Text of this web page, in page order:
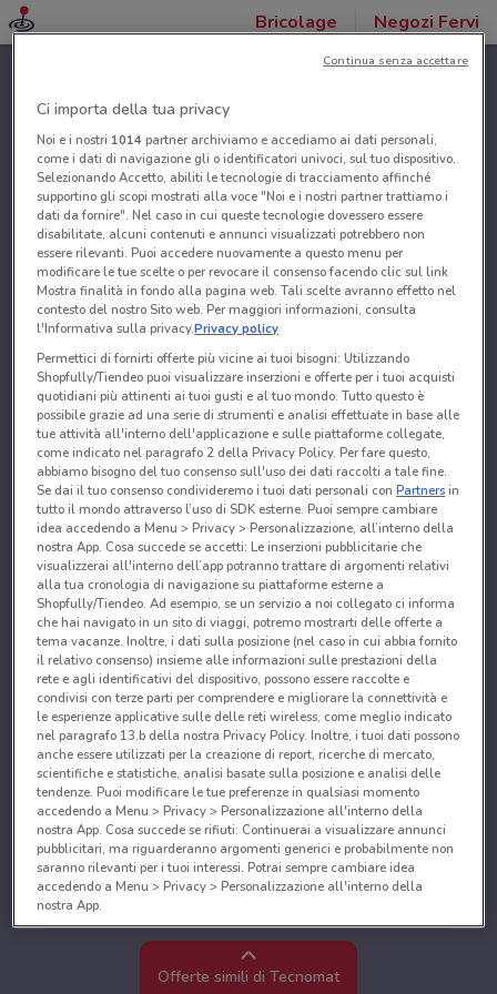
Bricolage Negozi Fervi
Offerte simili di Tecnomat
Ci importa della tua privacy
Noi e i nostri 1014partner archiviamo e accediamo ai dati personali,
come i dati di navigazione gli o identificatori univoci, sul tuo dispositivo.
Selezionando Accetto, abiliti le tecnologie di tracciamento affinché
supportino gli scopi mostrati alla voce "Noi e i nostri partner trattiamo i
dati da fornire". Nel caso in cui queste tecnologie dovessero essere
disabilitate, alcuni contenuti e annunci visualizzati potrebbero non
essere rilevanti. Puoi accedere nuovamente a questo menu per
modificare le tue scelte o per revocare il consenso facendo clic sul link
Mostra finalità in fondo alla pagina web. Tali scelte avranno effetto nel
contesto del nostro Sito web. Per maggiori informazioni, consulta
l'Informativa sulla privacy.Privacy policy
Permettici di fornirti offerte più vicine ai tuoi bisogni: Utilizzando
Shopfully/Tiendeo puoi visualizzare inserzioni e offerte per i tuoi acquisti
quotidiani più attinenti ai tuoi gusti e al tuo mondo. Tutto questo è
possibile grazie ad una serie di strumenti e analisi effettuate in base alle
tue attività all'interno dell'applicazione e sulle piattaforme collegate,
come indicato nel paragrafo 2 della Privacy Policy. Per fare questo,
abbiamo bisogno del tuo consenso sull'uso dei dati raccolti a tale fine.
Se dai il tuo consenso condivideremo i tuoi dati personali conPartnersin
tutto il mondo attraverso l’uso di SDK esterne. Puoi sempre cambiare
idea accedendo a Menu > Privacy > Personalizzazione, all’interno della
nostra App. Cosa succede se accetti: Le inserzioni pubblicitarie che
visualizzerai all'interno dell’app potranno trattare di argomenti relativi
alla tua cronologia di navigazione su piattaforme esterne a
Shopfully/Tiendeo. Ad esempio, se un servizio a noi collegato ci informa
che hai navigato in un sito di viaggi, potremo mostrarti delle offerte a
tema vacanze. Inoltre, i dati sulla posizione (nel caso in cui abbia fornito
il relativo consenso) insieme alle informazioni sulle prestazioni della
rete e agli identificativi del dispositivo, possono essere raccolte e
condivisi con terze parti per comprendere e migliorare la connettività e
le esperienze applicative sulle delle reti wireless, come meglio indicato
nel paragrafo 13.b della nostra Privacy Policy. Inoltre, i tuoi dati possono
anche essere utilizzati per la creazione di report, ricerche di mercato,
scientifiche e statistiche, analisi basate sulla posizione e analisi delle
tendenze. Puoi modificare le tue preferenze in qualsiasi momento
accedendo a Menu > Privacy > Personalizzazione all'interno della
nostra App. Cosa succede se rifiuti: Continuerai a visualizzare annunci
pubblicitari, ma riguarderanno argomenti generici e probabilmente non
saranno rilevanti per i tuoi interessi. Potrai sempre cambiare idea
accedendo a Menu > Privacy > Personalizzazione all'interno della
nostra App.
Noi e i nostri partner trattiamo i dati per fornire:
Utilizzare dati di geolocalizzazione precisi. Scansione attiva delle
caratteristiche del dispositivo ai fini dell’identificazione. Archiviare
Continua senza accettare